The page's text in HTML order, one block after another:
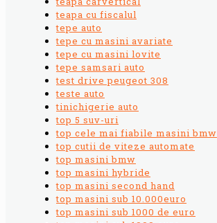
teapa cu fiscalul
tepe auto
tepe cu masini avariate
tepe cu masini lovite
tepe samsari auto
test drive peugeot 308
teste auto
tinichigerie auto
top 5 suv-uri
top cele mai fiabile masini bmw
top cutii de viteze automate
top masini bmw
top masini hybride
top masini second hand
top masini sub 10.000euro
top masini sub 1000 de euro